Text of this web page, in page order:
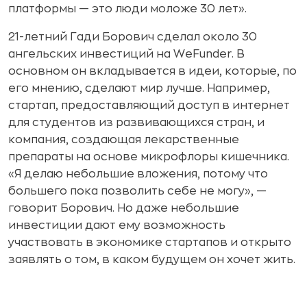
платформы — это люди моложе 30 лет».
21-летний Гади Борович сделал около 30
ангельских инвестиций на WeFunder. В
основном он вкладывается в идеи, которые, по
его мнению, сделают мир лучше. Например,
стартап, предоставляющий доступ в интернет
для студентов из развивающихся стран, и
компания, создающая лекарственные
препараты на основе микрофлоры кишечника.
«Я делаю небольшие вложения, потому что
большего пока позволить себе не могу», —
говорит Борович. Но даже небольшие
инвестиции дают ему возможность
участвовать в экономике стартапов и открыто
заявлять о том, в каком будущем он хочет жить.